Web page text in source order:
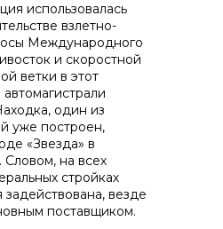
50
использовалась
взлетно-
Международного
и скоростной
ветки в этот
один из
уже построен,
«Звезда» в
на всех
стройках
везде
поставщиком.